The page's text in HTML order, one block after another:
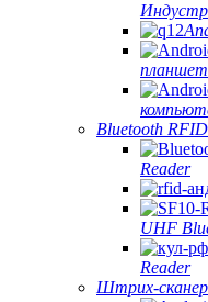
Bluetooth
Reader
UHF
Reader
Штрих-сканер